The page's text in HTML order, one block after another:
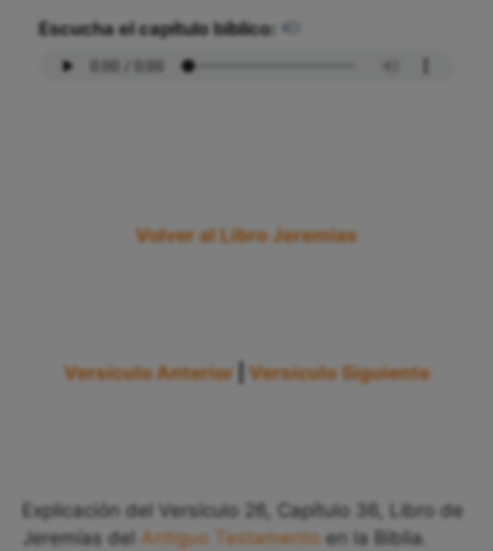
Escucha el capítulo bíblico:
Volver al Libro Jeremías
Versículo Anterior Versículo Siguiente
Explicación del Versículo 26, Capítulo 36, Libro de
Jeremías del Antiguo Testamento en la Biblia.